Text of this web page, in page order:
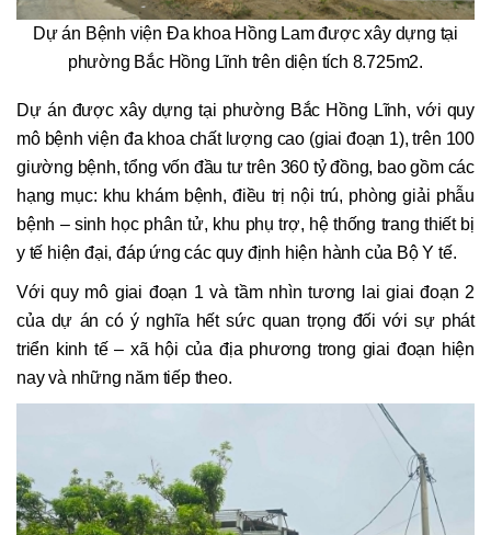
Dự án Bệnh viện Đa khoa Hồng Lam được xây dựng tại
phường Bắc Hồng Lĩnh trên diện tích 8.725m2.
Dự án được xây dựng tại phường Bắc Hồng Lĩnh, với quy
mô bệnh viện đa khoa chất lượng cao (giai đoạn 1), trên 100
giường bệnh, tổng vốn đầu tư trên 360 tỷ đồng, bao gồm các
hạng mục: khu khám bệnh, điều trị nội trú, phòng giải phẫu
bệnh – sinh học phân tử, khu phụ trợ, hệ thống trang thiết bị
y tế hiện đại, đáp ứng các quy định hiện hành của Bộ Y tế.
Với quy mô giai đoạn 1 và tầm nhìn tương lai giai đoạn 2
của dự án có ý nghĩa hết sức quan trọng đối với sự phát
triển kinh tế – xã hội của địa phương trong giai đoạn hiện
nay và những năm tiếp theo.